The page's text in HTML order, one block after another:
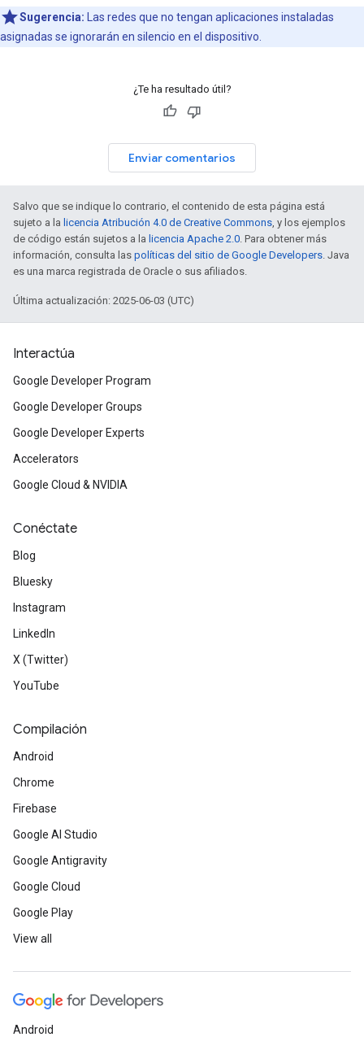
Sugerencia: Las redes que no tengan aplicaciones instaladas
asignadas se ignorarán en silencio en el dispositivo.
¿Te ha resultado útil?
Enviar comentarios
Salvo que se indique lo contrario, el contenido de esta página está
sujeto a la licencia Atribución 4.0 de Creative Commons, y los ejemplos
de código están sujetos a la licencia Apache 2.0. Para obtener más
información, consulta las políticas del sitio de Google Developers. Java
es una marca registrada de Oracle o sus afiliados.
Última actualización: 2025-06-03 (UTC)
Interactúa
Google Developer Program
Google Developer Groups
Google Developer Experts
Accelerators
Google Cloud & NVIDIA
Conéctate
Blog
Bluesky
Instagram
LinkedIn
X (Twitter)
YouTube
Compilación
Android
Chrome
Firebase
Google AI Studio
Google Antigravity
Google Cloud
Google Play
View all
Android